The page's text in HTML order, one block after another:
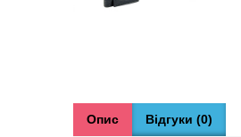
Опис Відгуки (0)